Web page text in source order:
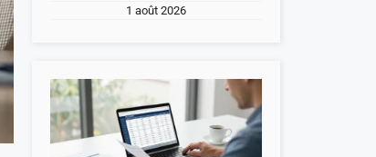
1 août 2026